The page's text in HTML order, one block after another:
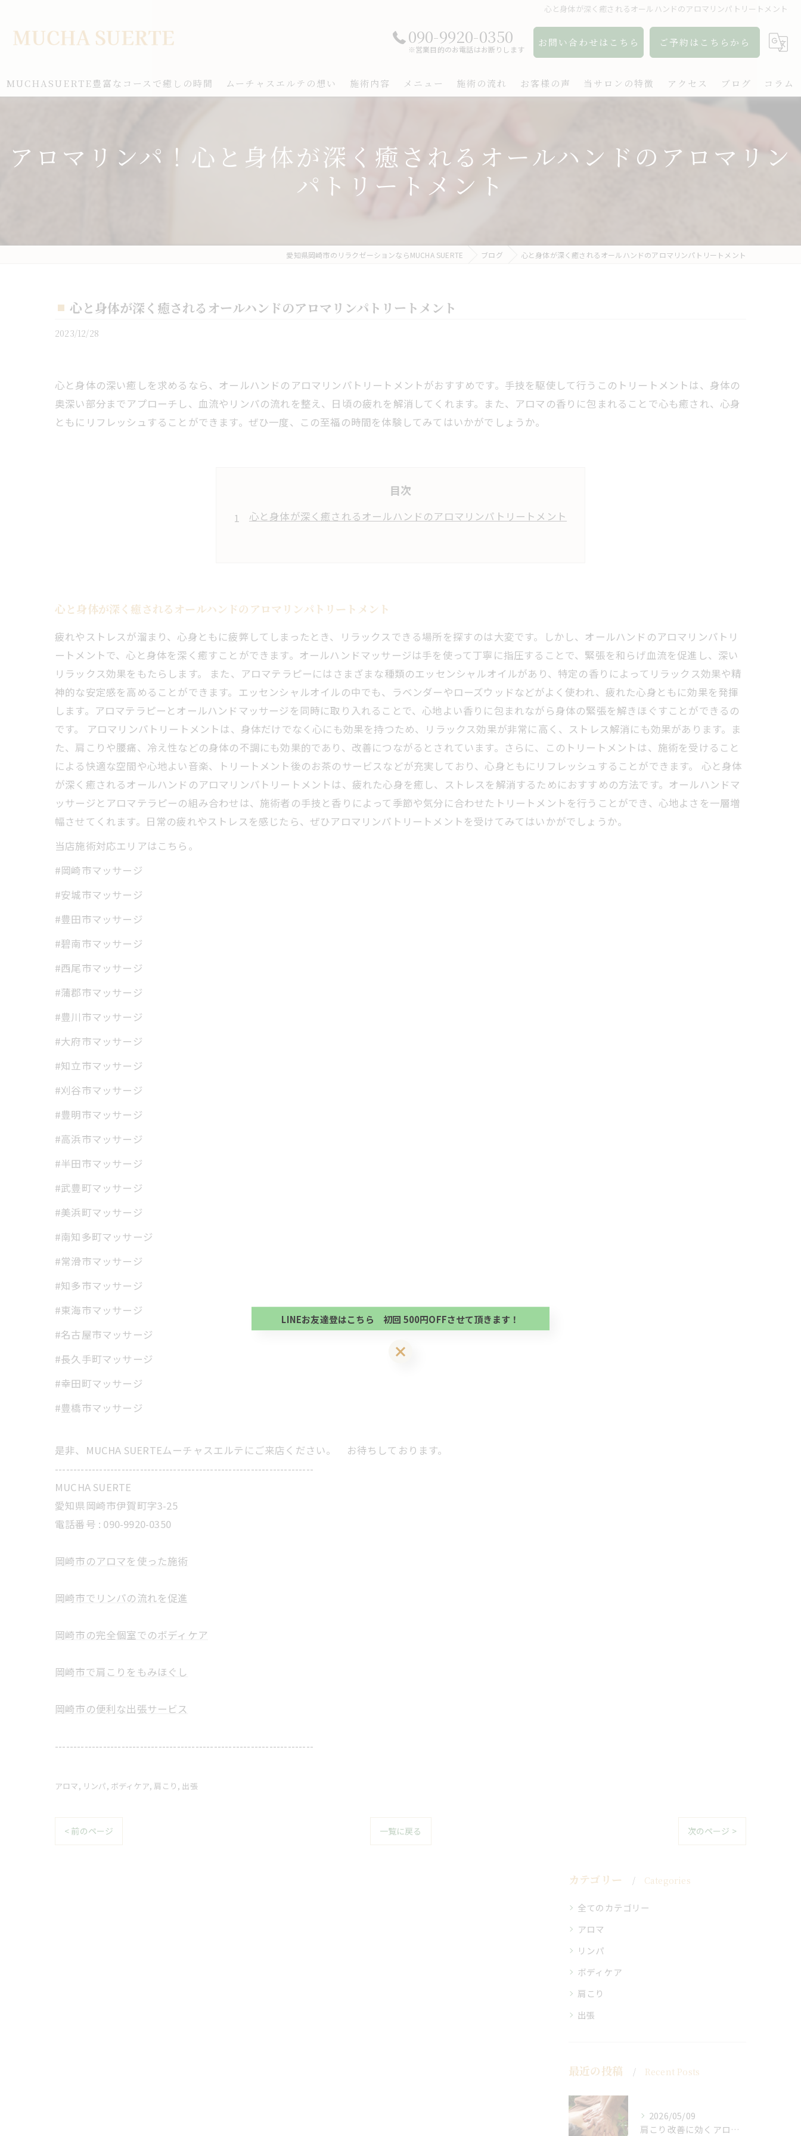
心と身体が深く癒されるオールハンドのアロマリンパトリートメント
090-9920-0350
※営業目的のお電話はお断りします
お問い合わせはこちら ご予約はこちらから
MUCHASUERTE豊富なコースで癒しの時間 ムーチャスエルテの想い 施術内容 メニュー 施術の流れ お客様の声 当サロンの特徴
リンパ
アクセス ブログ コラム
アロマリンパ！心と身体が深く癒されるオールハンドのアロマリン
パトリートメント
愛知県岡崎市のリラクゼーションならMUCHA SUERTE ブログ 心と身体が深く癒されるオールハンドのアロマリンパトリートメント
心と身体が深く癒されるオールハンドのアロマリンパトリートメント
2023/12/28
心と身体の深い癒しを求めるなら、オールハンドのアロマリンパトリートメントがおすすめです。手技を駆使して行うこのトリートメントは、身体の
奥深い部分までアプローチし、血流やリンパの流れを整え、日頃の疲れを解消してくれます。また、アロマの香りに包まれることで心も癒され、心身
ともにリフレッシュすることができます。ぜひ一度、この至福の時間を体験してみてはいかがでしょうか。
目次
心と身体が深く癒されるオールハンドのアロマリンパトリートメント
心と身体が深く癒されるオールハンドのアロマリンパトリートメント
疲れやストレスが溜まり、心身ともに疲弊してしまったとき、リラックスできる場所を探すのは大変です。しかし、オールハンドのアロマリンパトリ
ートメントで、心と身体を深く癒すことができます。オールハンドマッサージは手を使って丁寧に指圧することで、緊張を和らげ血流を促進し、深い
リラックス効果をもたらします。 また、アロマテラピーにはさまざまな種類のエッセンシャルオイルがあり、特定の香りによってリラックス効果や精
神的な安定感を高めることができます。エッセンシャルオイルの中でも、ラベンダーやローズウッドなどがよく使われ、疲れた心身ともに効果を発揮
します。アロマテラピーとオールハンドマッサージを同時に取り入れることで、心地よい香りに包まれながら身体の緊張を解きほぐすことができるの
です。 アロマリンパトリートメントは、身体だけでなく心にも効果を持つため、リラックス効果が非常に高く、ストレス解消にも効果があります。ま
た、肩こりや腰痛、冷え性などの身体の不調にも効果的であり、改善につながるとされています。さらに、このトリートメントは、施術を受けること
による快適な空間や心地よい音楽、トリートメント後のお茶のサービスなどが充実しており、心身ともにリフレッシュすることができます。 心と身体
が深く癒されるオールハンドのアロマリンパトリートメントは、疲れた心身を癒し、ストレスを解消するためにおすすめの方法です。オールハンドマ
ッサージとアロマテラピーの組み合わせは、施術者の手技と香りによって季節や気分に合わせたトリートメントを行うことができ、心地よさを一層増
幅させてくれます。日常の疲れやストレスを感じたら、ぜひアロマリンパトリートメントを受けてみてはいかがでしょうか。
当店施術対応エリアはこちら。
#岡崎市マッサージ
#安城市マッサージ
#豊田市マッサージ
#碧南市マッサージ
#西尾市マッサージ
#蒲郡市マッサージ
#豊川市マッサージ
#大府市マッサージ
#知立市マッサージ
#刈谷市マッサージ
#豊明市マッサージ
#高浜市マッサージ
#半田市マッサージ
#武豊町マッサージ
#美浜町マッサージ
#南知多町マッサージ
#常滑市マッサージ
#知多市マッサージ
#東海市マッサージ
#名古屋市マッサージ
#長久手町マッサージ
#幸田町マッサージ
#豊橋市マッサージ
是非、MUCHA SUERTEムーチャスエルテにご来店ください。 お待ちしております。
----------------------------------------------------------------------
MUCHA SUERTE
愛知県岡崎市伊賀町字3-25
電話番号 : 090-9920-0350
岡崎市のアロマを使った施術
岡崎市でリンパの流れを促進
岡崎市の完全個室でのボディケア
岡崎市で肩こりをもみほぐし
岡崎市の便利な出張サービス
----------------------------------------------------------------------
アロマ リンパ ボディケア 肩こり 出張
< 前のページ 一覧に戻る 次のページ >
カテゴリー Categories
全てのカテゴリー
アロマ
リンパ
ボディケア
肩こり
出張
最近の投稿 Recent Posts
2026/05/09
肩こり改善に効くアロマリンパの手技と効果
初回 500円OFFさせて頂きます。 既に 追加済の
方、不必要な方 お手数ですが、✖印でお閉じ下さい。
LINEお友達登はこちら 初回 500円OFFさせて頂きます！
LINEお友達登はこちら 初回 500円OFFさせて頂きます！